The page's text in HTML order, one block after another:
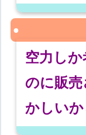
空力し
のに販
かしい